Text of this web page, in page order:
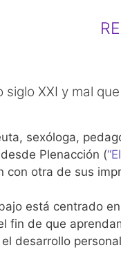
XXI y mal
sexóloga,
Plenacción (
con otra de sus
está centrado
fin de que
desarrollo